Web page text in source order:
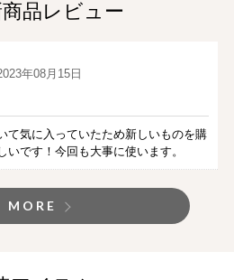
品レビュー
年08月15日
て気に入っていたため新しいものを購
いです！今回も大事に使います。
MORE